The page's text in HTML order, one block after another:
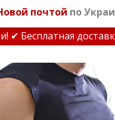
почтой по
доставка по